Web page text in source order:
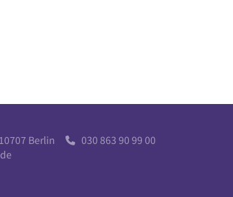
Berlin  030 863 90 99 00